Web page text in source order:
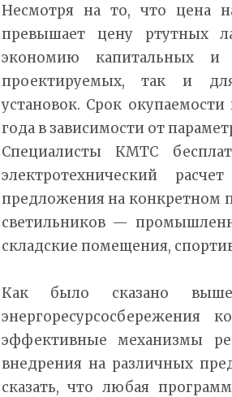
Несмотря на то, что цена
превышает цену ртутных
экономию капитальных и
проектируемых, так и для
установок. Срок
года в зависимости от
Специалисты КМТС
электротехнический
предложения на конкретном
светильников —
складские помещения,
Как было сказано
энергоресурсосбережения
эффективные механизмы
внедрения на различных
сказать, что любая